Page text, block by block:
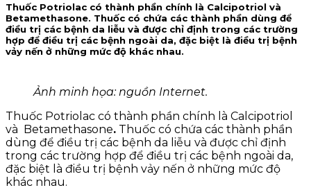
Thuốc Potriolac có thành phần chính là Calcipotriol và
Betamethasone. Thuốc có chứa các thành phần dùng để
điều trị các bệnh da liễu và được chỉ định trong các trường
hợp để điều trị các bệnh ngoài da, đặc biệt là điều trị bệnh
vảy nến ở những mức độ khác nhau.
Ảnh minh họa: nguồn Internet.
Thuốc Potriolac có thành phần chính là Calcipotriol
và Betamethasone. Thuốc có chứa các thành phần
dùng để điều trị các bệnh da liễu và được chỉ định
trong các trường hợp để điều trị các bệnh ngoài da,
đặc biệt là điều trị bệnh vảy nến ở những mức độ
khác nhau.